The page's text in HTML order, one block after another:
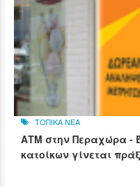
ΤΟΠΙΚΑ ΝΕΑ
ΑΤΜ στην Περαχώρα -
κατοίκων γίνεται